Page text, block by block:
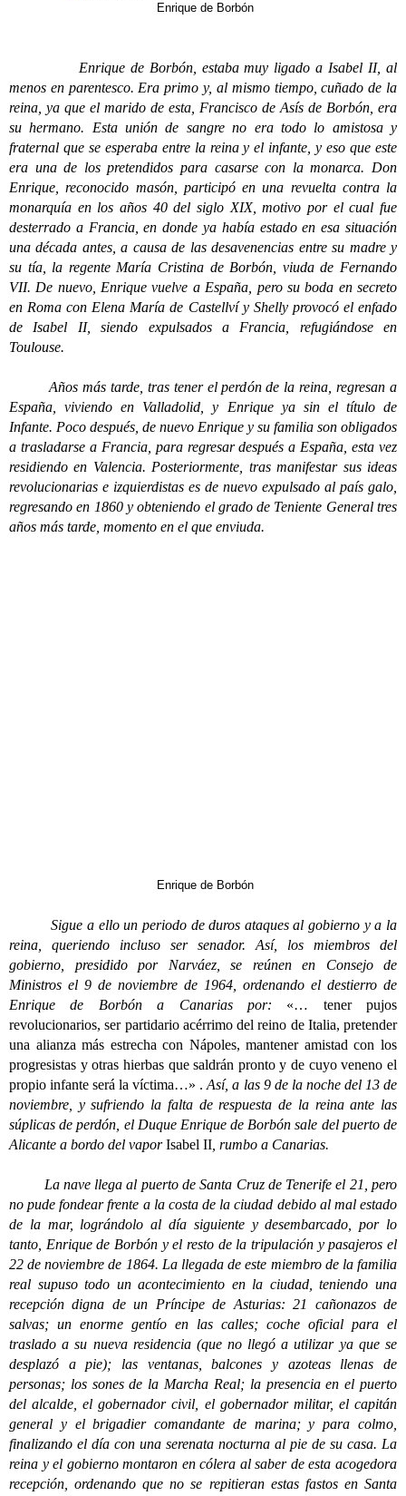
Enrique de Borbón
Enrique de Borbón, estaba muy ligado a Isabel II, al
menos en parentesco. Era primo y, al mismo tiempo, cuñado de la
reina, ya que el marido de esta, Francisco de Asís de Borbón, era
su hermano. Esta unión de sangre no era todo lo amistosa y
fraternal que se esperaba entre la reina y el infante, y eso que este
era una de los pretendidos para casarse con la monarca. Don
Enrique, reconocido masón, participó en una revuelta contra la
monarquía en los años 40 del siglo XIX, motivo por el cual fue
desterrado a Francia, en donde ya había estado en esa situación
una década antes, a causa de las desavenencias entre su madre y
su tía, la regente María Cristina de Borbón, viuda de Fernando
VII. De nuevo, Enrique vuelve a España, pero su boda en secreto
en Roma con Elena María de Castellví y Shelly provocó el enfado
de Isabel II, siendo expulsados a Francia, refugiándose en
Toulouse.
Años más tarde, tras tener el perdón de la reina, regresan a
España, viviendo en Valladolid, y Enrique ya sin el título de
Infante. Poco después, de nuevo Enrique y su familia son obligados
a trasladarse a Francia, para regresar después a España, esta vez
residiendo en Valencia. Posteriormente, tras manifestar sus ideas
revolucionarias e izquierdistas es de nuevo expulsado al país galo,
regresando en 1860 y obteniendo el grado de Teniente General tres
años más tarde, momento en el que enviuda.
Enrique de Borbón
Sigue a ello un periodo de duros ataques al gobierno y a la
reina, queriendo incluso ser senador. Así, los miembros del
gobierno, presidido por Narváez, se reúnen en Consejo de
Ministros el 9 de noviembre de 1964, ordenando el destierro de
Enrique de Borbón a Canarias por: «… tener pujos
revolucionarios, ser partidario acérrimo del reino de Italia, pretender
una alianza más estrecha con Nápoles, mantener amistad con los
progresistas y otras hierbas que saldrán pronto y de cuyo veneno el
propio infante será la víctima…» . Así, a las 9 de la noche del 13 de
noviembre, y sufriendo la falta de respuesta de la reina ante las
súplicas de perdón, el Duque Enrique de Borbón sale del puerto de
Alicante a bordo del vaporIsabel II , rumbo a Canarias.
La nave llega al puerto de Santa Cruz de Tenerife el 21, pero
no pude fondear frente a la costa de la ciudad debido al mal estado
de la mar, lográndolo al día siguiente y desembarcado, por lo
tanto, Enrique de Borbón y el resto de la tripulación y pasajeros el
22 de noviembre de 1864. La llegada de este miembro de la familia
real supuso todo un acontecimiento en la ciudad, teniendo una
recepción digna de un Príncipe de Asturias: 21 cañonazos de
salvas; un enorme gentío en las calles; coche oficial para el
traslado a su nueva residencia (que no llegó a utilizar ya que se
desplazó a pie); las ventanas, balcones y azoteas llenas de
personas; los sones de la Marcha Real; la presencia en el puerto
del alcalde, el gobernador civil, el gobernador militar, el capitán
general y el brigadier comandante de marina; y para colmo,
finalizando el día con una serenata nocturna al pie de su casa. La
reina y el gobierno montaron en cólera al saber de esta acogedora
recepción, ordenando que no se repitieran estas fastos en Santa